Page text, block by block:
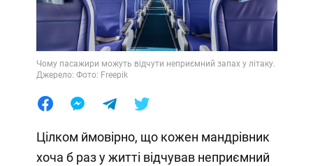
Чому пасажири можуть відчути неприємний запах у літаку.
Джерело: Фото: Freepik
Цілком ймовірно, що кожен мандрівник
хоча б раз у житті відчував неприємний